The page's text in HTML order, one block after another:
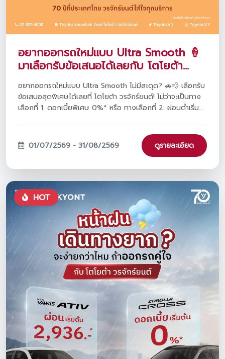
อยากออกรถใหม่แบบ Ultra Smooth 🍦
มาเลือกรับข้อเสนอได้เลยกับ โตโยต้า
วรจักร์ยนต์
อยากออกรถใหม่แบบ Ultra Smooth ไม่มีสะดุด? 🚗💨 เลือกรับ
ข้อเสนอสุดพิเศษได้เลยที่ โตโยต้า วรจักร์ยนต์! ไม่ว่าจะเป็นทาง
เลือกที่ 1: ดอกเบี้ยพิเศษ 0%* หรือ ทางเลือกที่ 2: ผ่อนต่ำเริ่ม
ร่วมแคมเปญ 'TOYOTA ฟูลฟิล ดีลสุดคุ้ม' มูลค่ารวมกว่า 470
ล้านบาท และขยายระยะรับประกันสูงสุด 5 ปี! ตั้งแต่วันนี้ - 31
01/07/2569 - 31/08/2569 ดูรายละเอียด
HOT